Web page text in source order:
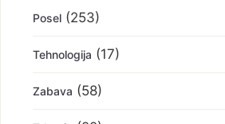
Posel (253)
Tehnologija (17)
Zabava (58)